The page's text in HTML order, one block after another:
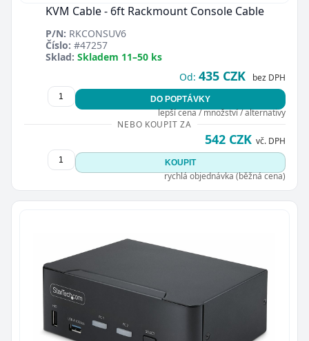
KVM Cable - 6ft Rackmount Console Cable
P/N: RKCONSUV6
Číslo: #47257
Sklad: Skladem 11–50 ks
Od: 435 CZK bez DPH
DO POPTÁVKY
lepší cena / množství / alternativy
NEBO KOUPIT ZA
542 CZK vč. DPH
KOUPIT
rychlá objednávka (běžná cena)